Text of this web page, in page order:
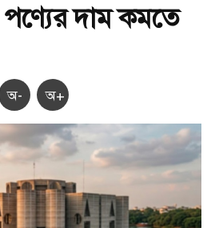
দাম কমতে
অ- অ+